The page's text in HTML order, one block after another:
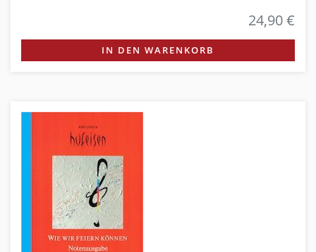
24,90 €
IN DEN WARENKORB